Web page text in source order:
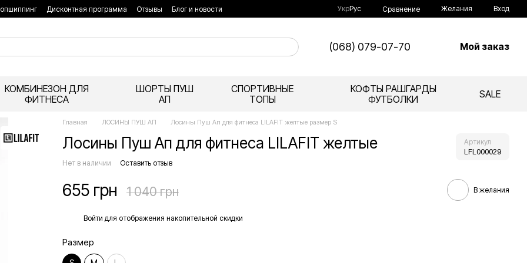
Дисконтная программа Отзывы
Блог и новости
УкрРус Сравнение Желания Вход
(068) 079-07-70 Мой заказ
КОМБИНЕЗОН ДЛЯ
ФИТНЕСА
ШОРТЫ ПУШ
АП
СПОРТИВНЫЕ
ТОПЫ
КОФТЫ РАШГАРДЫ
ФУТБОЛКИ
SALE
Главная ЛОСИНЫ ПУШ АП Лосины Пуш Ап для фитнеса LILAFIT желтые размер S
Лосины Пуш Ап для фитнеса LILAFIT желтые Артикул
LFL000029
Нет в наличии Оставить отзыв
655 грн 1 040 грн В желания
Войти для отображения накопительной скидки
Размер